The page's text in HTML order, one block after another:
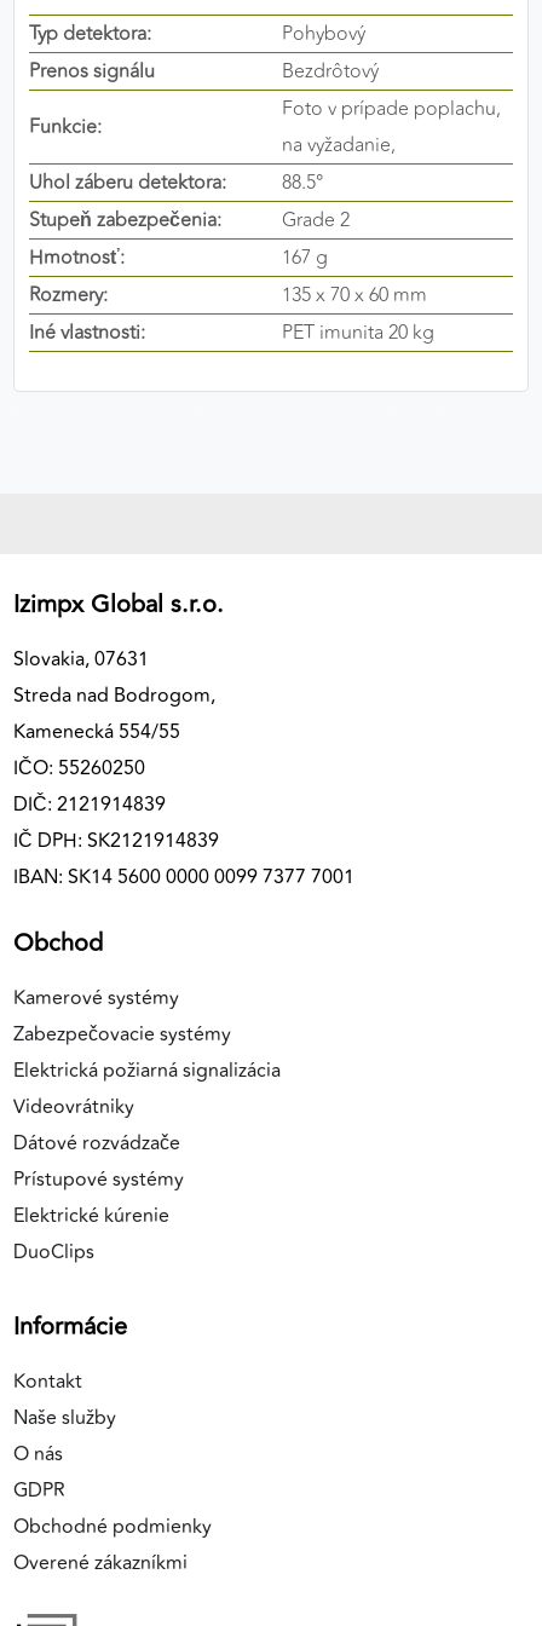
Typ detektora:
Pohybový
Prenos signálu
Bezdrôtový
Funkcie:
Foto v prípade poplachu,
na vyžadanie,
Uhol záberu detektora:
88.5°
Stupeň zabezpečenia:
Grade 2
Hmotnosť:
167 g
Rozmery:
135 x 70 x 60 mm
Iné vlastnosti:
PET imunita 20 kg
Izimpx Global s.r.o.
Slovakia, 07631
Streda nad Bodrogom,
Kamenecká 554/55
IČO: 55260250
DIČ: 2121914839
IČ DPH: SK2121914839
IBAN: SK14 5600 0000 0099 7377 7001
Obchod
Kamerové systémy
Zabezpečovacie systémy
Elektrická požiarná signalizácia
Videovrátniky
Dátové rozvádzače
Prístupové systémy
Elektrické kúrenie
DuoClips
Informácie
Kontakt
Naše služby
O nás
GDPR
Obchodné podmienky
Overené zákazníkmi
výkon a funkčnosť našich stránok.
Google Analytics
Poskytovateľ:
MARKETINGOVÉ COOKIES
Marketingové cookies sa používajú na sledovanie
správania používateľov naprieč webovými
stránkami. Umožňujú nám a našim partnerom
zobrazovať cielenú a relevantnú reklamu, a to na